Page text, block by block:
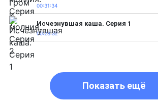
00:31:34
Исчезнувшая каша. Серия 1
00:28:32
Показать ещё